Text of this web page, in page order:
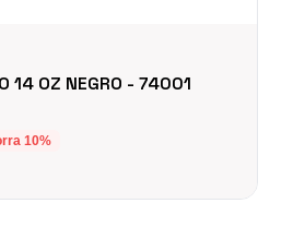
14 OZ NEGRO - 74001
10%